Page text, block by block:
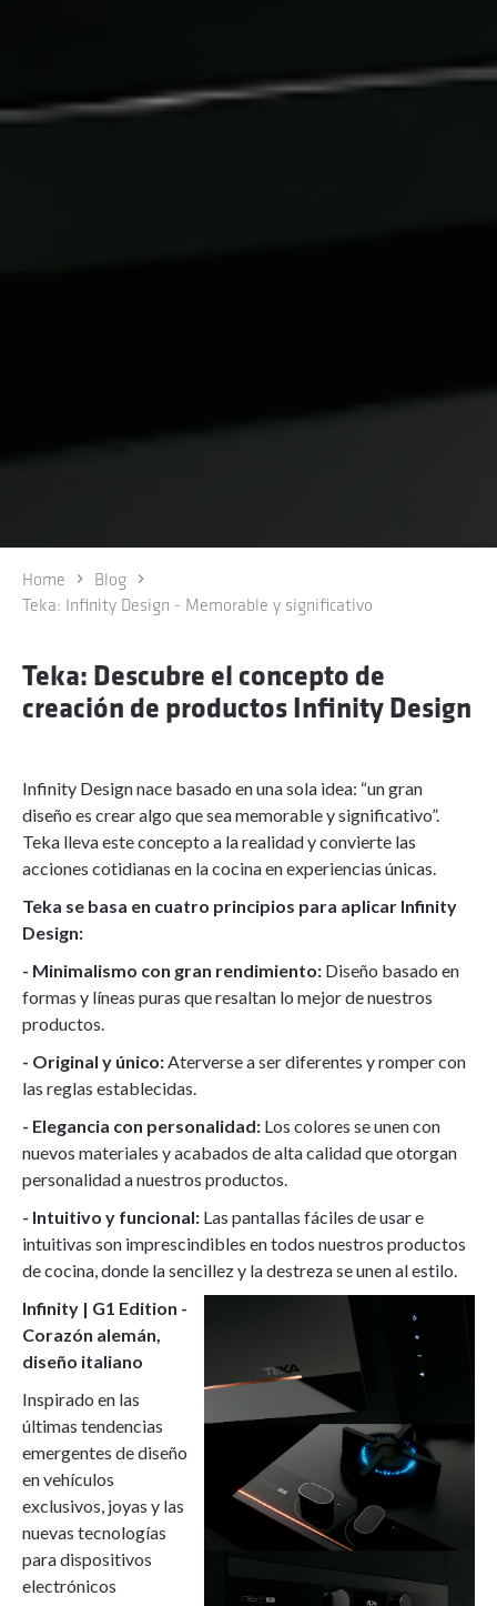
Home
Blog
Teka: Infinity Design - Memorable y significativo
Teka: Descubre el concepto de
creación de productos Infinity Design
Infinity Design nace basado en una sola idea: “un gran
diseño es crear algo que sea memorable y significativo”.
Teka lleva este concepto a la realidad y convierte las
acciones cotidianas en la cocina en experiencias únicas.
Teka se basa en cuatro principios para aplicar Infinity
Design:
- Minimalismo con gran rendimiento: Diseño basado en
formas y líneas puras que resaltan lo mejor de nuestros
productos.
- Original y único: Aterverse a ser diferentes y romper con
las reglas establecidas.
- Elegancia con personalidad: Los colores se unen con
nuevos materiales y acabados de alta calidad que otorgan
personalidad a nuestros productos.
- Intuitivo y funcional: Las pantallas fáciles de usar e
intuitivas son imprescindibles en todos nuestros productos
de cocina, donde la sencillez y la destreza se unen al estilo.
Infinity | G1 Edition -
Corazón alemán,
diseño italiano
Inspirado en las
últimas tendencias
emergentes de diseño
en vehículos
exclusivos, joyas y las
nuevas tecnologías
para dispositivos
electrónicos